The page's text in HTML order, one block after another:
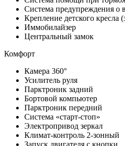
Система предупреждения о
Крепление детского кресла
Иммобилайзер
Центральный замок
Комфорт
Камера 360°
Усилитель руля
Парктроник задний
Бортовой компьютер
Парктроник передний
Система «старт-стоп»
Электропривод зеркал
Климат-контроль 2-зонный